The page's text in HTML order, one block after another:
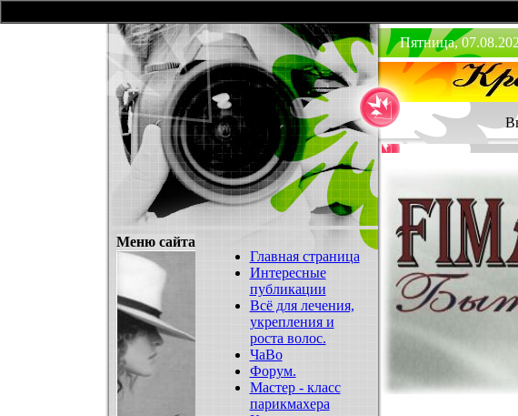
Меню сайта
Главная страница
Интересные
публикации
Всё для лечения,
укрепления и
роста волос.
ЧаВо
Форум.
Мастер - класс
парикмахера
Пятница,